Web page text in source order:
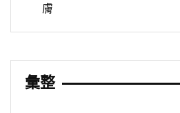
膚
彙整